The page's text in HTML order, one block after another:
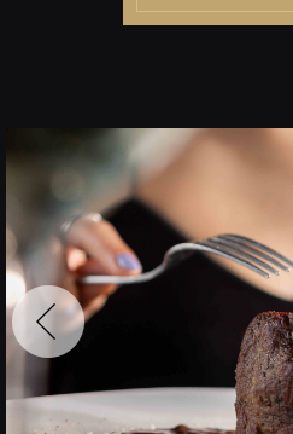
עבור
לתמונה
הבאה